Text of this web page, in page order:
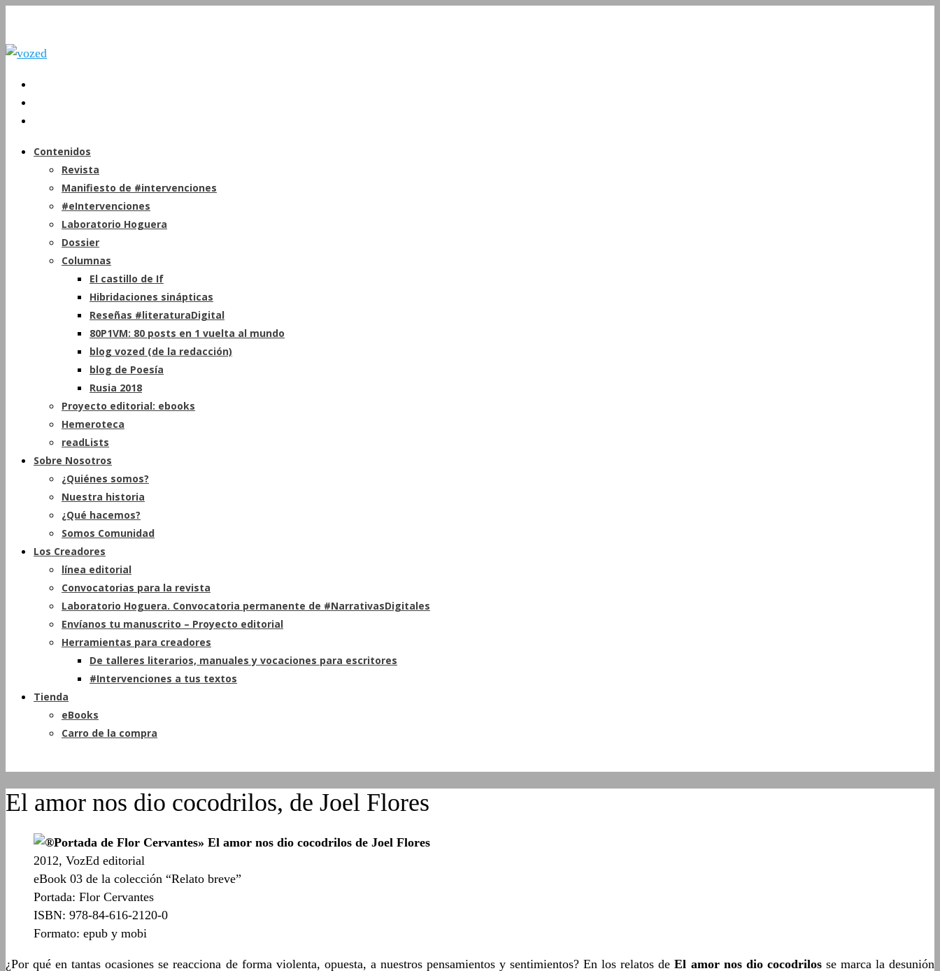
Contenidos
Revista
Manifiesto de #intervenciones
#eIntervenciones
Laboratorio Hoguera
Dossier
Columnas
El castillo de If
Hibridaciones sinápticas
Reseñas #literaturaDigital
80P1VM: 80 posts en 1 vuelta al mundo
blog vozed (de la redacción)
blog de Poesía
Rusia 2018
Proyecto editorial: ebooks
Hemeroteca
readLists
Sobre Nosotros
¿Quiénes somos?
Nuestra historia
¿Qué hacemos?
Somos Comunidad
Los Creadores
línea editorial
Convocatorias para la revista
Laboratorio Hoguera. Convocatoria permanente de #NarrativasDigitales
Envíanos tu manuscrito – Proyecto editorial
Herramientas para creadores
De talleres literarios, manuales y vocaciones para escritores
#Intervenciones a tus textos
Tienda
eBooks
Carro de la compra
El amor nos dio cocodrilos, de Joel Flores
» El amor nos dio cocodrilos de Joel Flores
2012, VozEd editorial
eBook 03 de la colección “Relato breve”
Portada: Flor Cervantes
ISBN: 978-84-616-2120-0
Formato: epub y mobi
¿Por qué en tantas ocasiones se reacciona de forma violenta, opuesta, a nuestros pensamientos y sentimientos? En los relatos deEl amor nos dio cocodrilosse marca la desunión